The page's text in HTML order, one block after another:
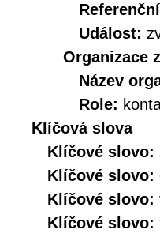
Událost:
Organizace
Název
Role:
Klíčová slova
Klíčové slovo:
Klíčové slovo:
Klíčové slovo:
Klíčové slovo: